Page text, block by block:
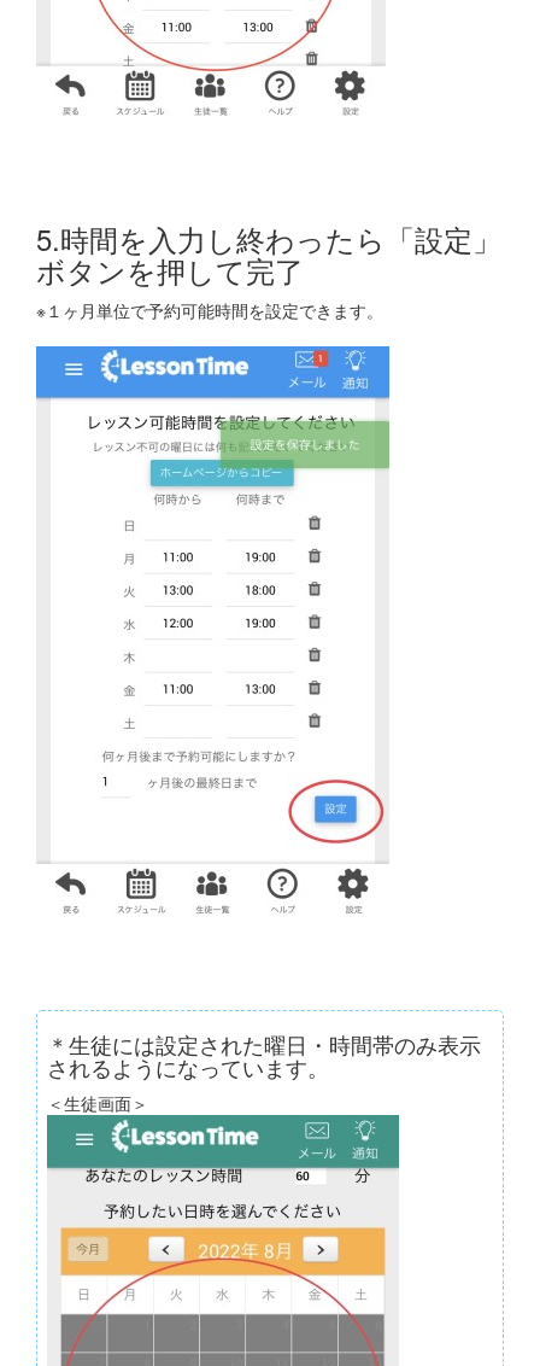
5.時間を入力し終わったら「設定」
ボタンを押して完了
※１ヶ月単位で予約可能時間を設定できます。
＊生徒には設定された曜日・時間帯のみ表示
されるようになっています。
＜生徒画面＞